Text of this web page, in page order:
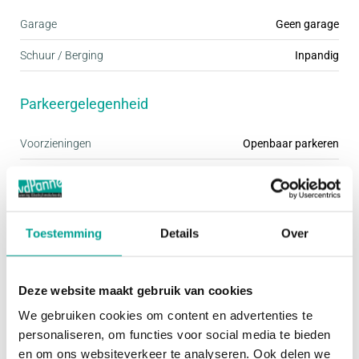
Toestemming Details Over
Deze website maakt gebruik van cookies
We gebruiken cookies om content en advertenties te
personaliseren, om functies voor social media te bieden
en om ons websiteverkeer te analyseren. Ook delen we
De gehele begane grond is voorzien van
vloerverwarming, wat zorgt voor een aangename
warmteverdeling.
beschikt over meerdere stroompunten en
snippergroen heeft aangekocht, is het perceel
buitenruimte dan gebruikelijk. Er is voldoende plek
gezellige buitentafel. De tuin is grotendeels
onderhoudsarm aangelegd, waardoor u er vooral
van kunt genieten.
Garage Geen garage
Schuur / Berging Inpandig
Parkeergelegenheid
Voorzieningen Openbaar parkeren
Dak
Dak Plat dak
Permanente bewoning
Onderhoud binnen Goed tot uitstekend